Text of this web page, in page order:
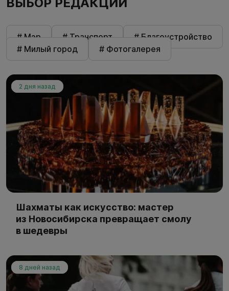
# Мэр # Транспорт
# Благоустройство
# Милый город
# Фотогалерея
2 дня назад
Шахматы как искусство: мастер
из Новосибирска превращает смолу
в шедевры
8 дней назад